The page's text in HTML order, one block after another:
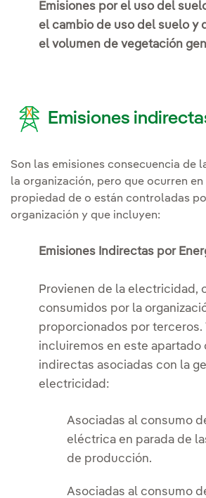
Emisiones por el uso del
el cambio de uso del suelo y
el volumen de vegetación
Emisiones
Son las emisiones consecuencia de
la organización, pero que ocurren en
propiedad de o están controladas
organización y que incluyen:
Emisiones Indirectas por
Provienen de la electricidad,
consumidos por la
proporcionados por terceros.
incluiremos en este apartado
indirectas asociadas con la
electricidad:
Asociadas al consumo
eléctrica en parada de
de producción.
Asociadas al consumo